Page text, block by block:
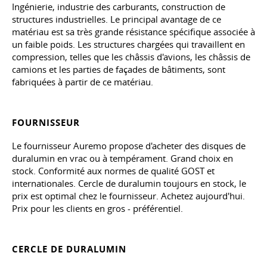
Ingénierie, industrie des carburants, construction de
structures industrielles. Le principal avantage de ce
matériau est sa très grande résistance spécifique associée à
un faible poids. Les structures chargées qui travaillent en
compression, telles que les châssis d'avions, les châssis de
camions et les parties de façades de bâtiments, sont
fabriquées à partir de ce matériau.
FOURNISSEUR
Le fournisseur Auremo propose d'acheter des disques de
duralumin en vrac ou à tempérament. Grand choix en
stock. Conformité aux normes de qualité GOST et
internationales. Cercle de duralumin toujours en stock, le
prix est optimal chez le fournisseur. Achetez aujourd'hui.
Prix pour les clients en gros - préférentiel.
CERCLE DE DURALUMIN